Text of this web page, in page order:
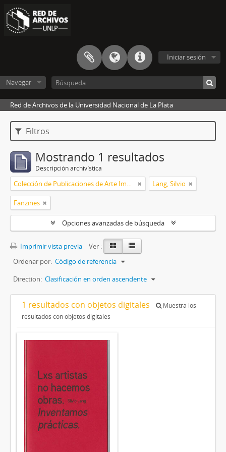
Iniciar sesión
Navegar
Red de Archivos de la Universidad Nacional de La Plata
Filtros
Mostrando 1 resultados
Descripción archivística
Colección de Publicaciones de Arte Impreso Lang, Silvio
Fanzines
Opciones avanzadas de búsqueda
Imprimir vista previa
Ver :
Ordenar por: Código de referencia
Direction: Clasificación en orden ascendente
1 resultados con objetos digitales
Muestra los
resultados con objetos digitales